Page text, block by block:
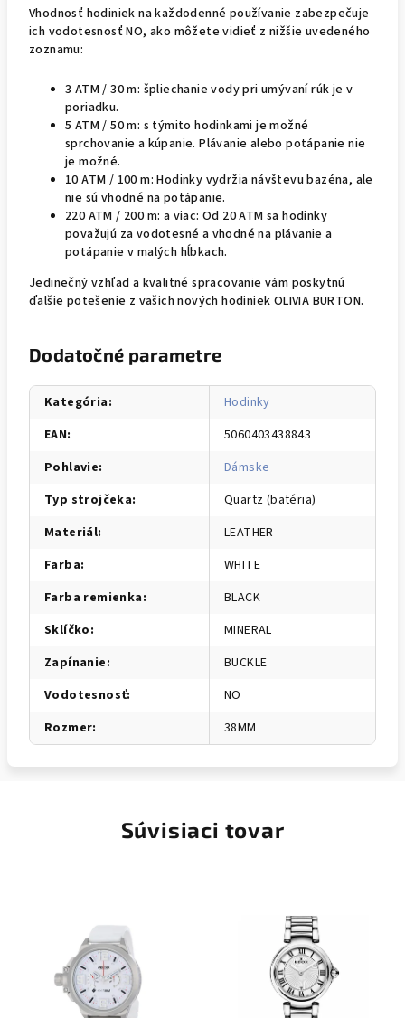
Vhodnosť hodiniek na každodenné používanie zabezpečuje
ich vodotesnosť NO, ako môžete vidieť z nižšie uvedeného
zoznamu:
3 ATM / 30 m: špliechanie vody pri umývaní rúk je v
poriadku.
5 ATM / 50 m: s týmito hodinkami je možné
sprchovanie a kúpanie. Plávanie alebo potápanie nie
je možné.
10 ATM / 100 m: Hodinky vydržia návštevu bazéna, ale
nie sú vhodné na potápanie.
220 ATM / 200 m: a viac: Od 20 ATM sa hodinky
považujú za vodotesné a vhodné na plávanie a
potápanie v malých hĺbkach.
Jedinečný vzhľad a kvalitné spracovanie vám poskytnú
ďalšie potešenie z vašich nových hodiniek OLIVIA BURTON.
Dodatočné parametre
Kategória:
Hodinky
EAN:
5060403438843
Pohlavie:
Dámske
Typ strojčeka:
Quartz (batéria)
Materiál:
LEATHER
Farba:
WHITE
Farba remienka:
BLACK
Sklíčko:
MINERAL
Zapínanie:
BUCKLE
Vodotesnosť:
NO
Rozmer: 38MM
Súvisiaci tovar